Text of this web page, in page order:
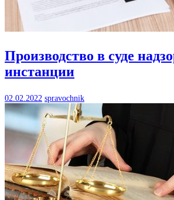
Производство в суде
инстанции
02.02.2022 spravochnik